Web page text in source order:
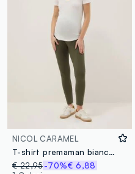
NICOL CARAMEL
T-shirt premaman bianca con scollo a V in cotone e modal elasticizzato
€ 22,95-70%€ 6,88